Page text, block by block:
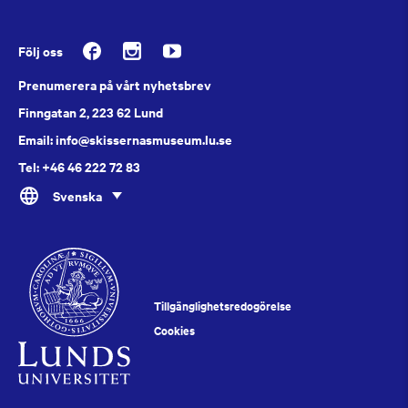
Följ oss
Prenumerera på vårt nyhetsbrev
Finngatan 2, 223 62 Lund
Email: info@skissernasmuseum.lu.se
Tel: +46 46 222 72 83
Svenska
Tillgänglighetsredogörelse
Cookies